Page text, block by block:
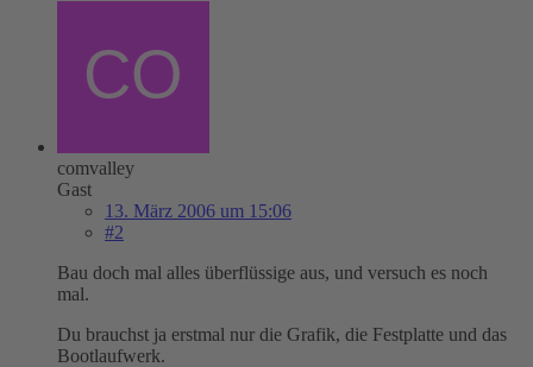
comvalley
Gast
13. März 2006 um 15:06
#2
Bau doch mal alles überflüssige aus, und versuch es noch
mal.
Du brauchst ja erstmal nur die Grafik, die Festplatte und das
Bootlaufwerk.